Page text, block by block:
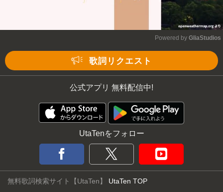
Powered by GliaStudios
歌詞リクエスト
公式アプリ 無料配信中!
UtaTenをフォロー
無料歌詞検索サイト【UtaTen】 UtaTen TOP